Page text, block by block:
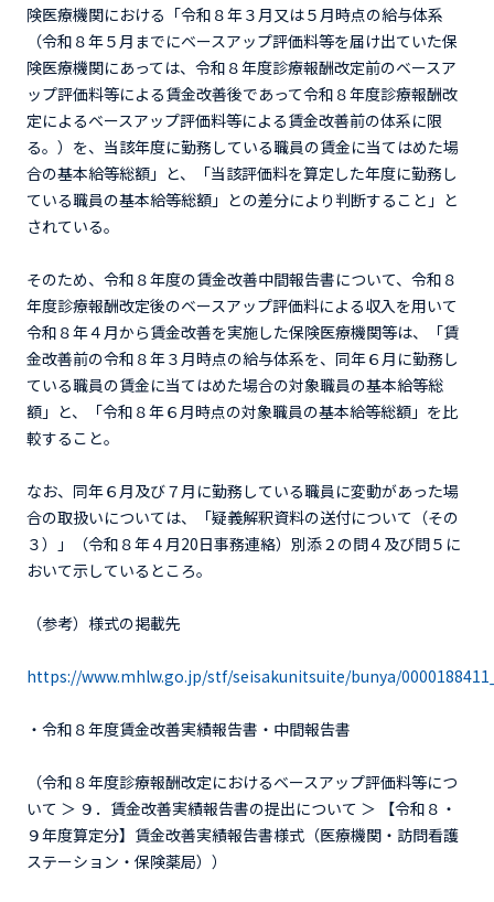
険医療機関における「令和８年３月又は５月時点の給与体系
（令和８年５月までにベースアップ評価料等を届け出ていた保
険医療機関にあっては、令和８年度診療報酬改定前のベースア
ップ評価料等による賃金改善後であって令和８年度診療報酬改
定によるベースアップ評価料等による賃金改善前の体系に限
る。）を、当該年度に勤務している職員の賃金に当てはめた場
合の基本給等総額」と、「当該評価料を算定した年度に勤務し
ている職員の基本給等総額」との差分により判断すること」と
されている。
そのため、令和８年度の賃金改善中間報告書について、令和８
年度診療報酬改定後のベースアップ評価料による収入を用いて
令和８年４月から賃金改善を実施した保険医療機関等は、「賃
金改善前の令和８年３月時点の給与体系を、同年６月に勤務し
ている職員の賃金に当てはめた場合の対象職員の基本給等総
額」と、「令和８年６月時点の対象職員の基本給等総額」を比
較すること。
なお、同年６月及び７月に勤務している職員に変動があった場
合の取扱いについては、「疑義解釈資料の送付について（その
３）」（令和８年４月20日事務連絡）別添２の問４及び問５に
おいて示しているところ。
（参考）様式の掲載先
https://www.mhlw.go.jp/stf/seisakunitsuite/bunya/
・令和８年度賃金改善実績報告書・中間報告書
（令和８年度診療報酬改定におけるベースアップ評価料等につ
いて ＞ ９．賃金改善実績報告書の提出について ＞ 【令和８・
９年度算定分】賃金改善実績報告書様式（医療機関・訪問看護
ステーション・保険薬局））